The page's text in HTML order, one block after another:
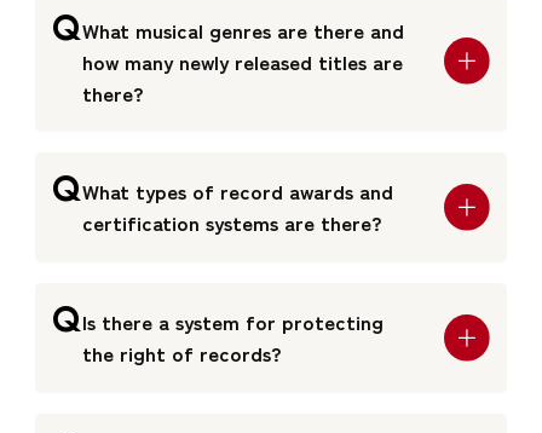
QWhat musical genres are there and
how many newly released titles are
there?
QWhat types of record awards and
certification systems are there?
QIs there a system for protecting
the right of records?